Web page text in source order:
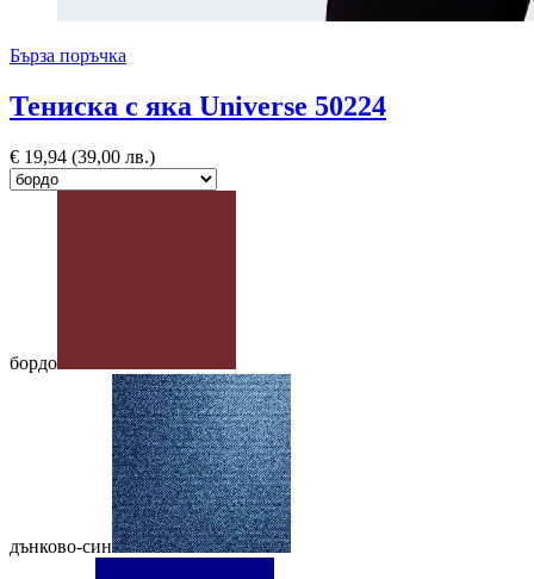
Бърза поръчка
Тениска с яка Universe 50224
€ 19,94 (39,00 лв.)
бордо
дънково-син